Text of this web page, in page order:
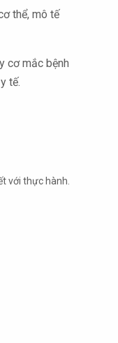
thể, mô tế
cơ mắc bệnh
tế.
với thực hành.